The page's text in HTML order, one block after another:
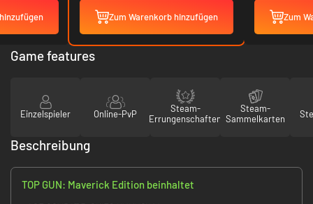
Zum Warenkorb hinzufügen Zum
Game features
Einzelspieler Online-PvP
Steam-
Errungenschaften
Steam-
Sammelkarten
Beschreibung
TOP GUN: Maverick Edition beinhaltet